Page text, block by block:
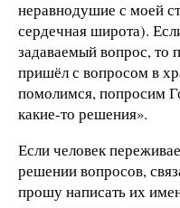
неравнодушие с моей
сердечная широта).
задаваемый вопрос, то
пришёл с вопросом в
помолимся, попросим
какие-то решения».
Если человек
решении вопросов,
прошу написать их